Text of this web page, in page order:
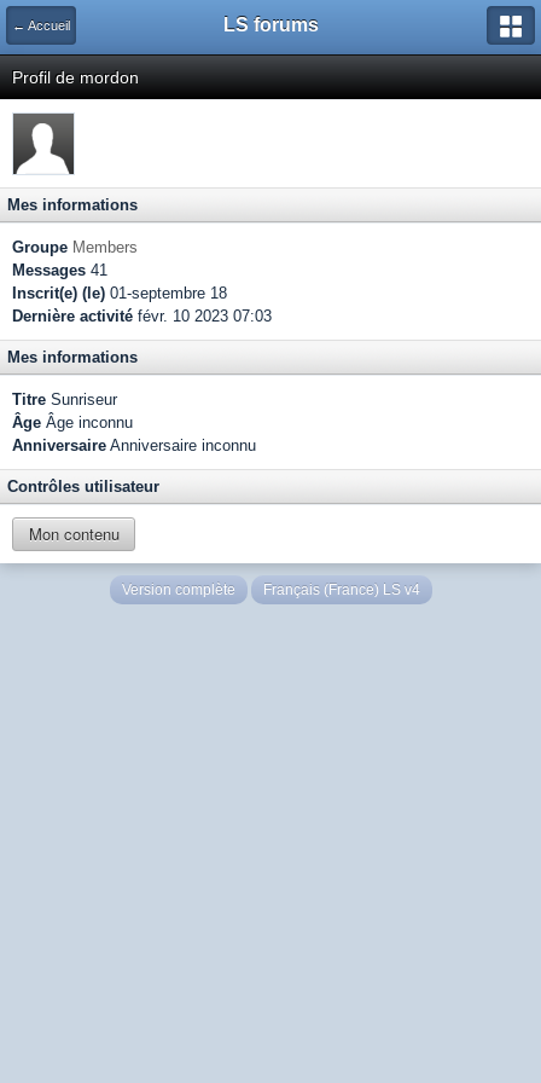
← Accueil LS forums
Profil de mordon
Mes informations
Groupe Members
Messages 41
Inscrit(e) (le) 01-septembre 18
Dernière activité févr. 10 2023 07:03
Mes informations
Titre Sunriseur
Âge Âge inconnu
Anniversaire Anniversaire inconnu
Contrôles utilisateur
Mon contenu
Version complète Français (France) LS v4